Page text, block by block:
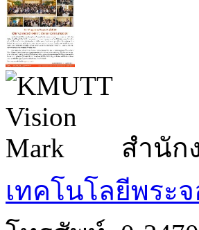
สำนัก
เทคโนโลยีพระ